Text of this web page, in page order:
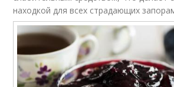
находкой для всех страдающих